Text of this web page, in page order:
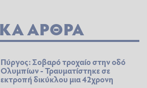
ΆΡΘΡΑ
Πύργος: Σοβαρό τροχαίο στην οδό
Ολυμπίων - Τραυματίστηκε σε
εκτροπή δικύκλου μια 42χρονη